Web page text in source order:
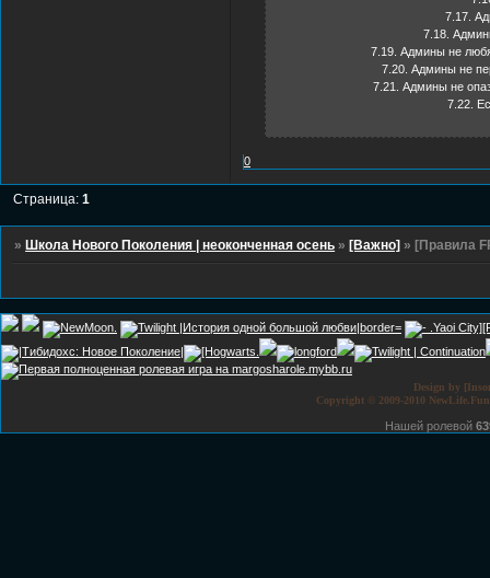
7.17.
7.18.
7.19. Админы не
7.20. Админы не
7.21. Админы не
7.22.
0
Страница:1
» Школа Нового Поколения | неоконченная осень » [Важно] » [Правила
Design by
Copyright © 2009-2010
Нашей ролевой